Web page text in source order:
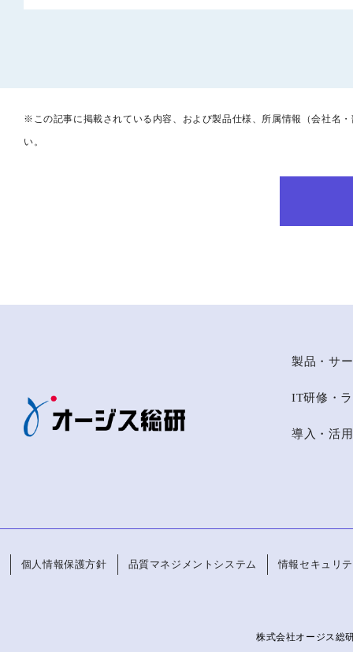
※この記事に掲載されている内容、および製品仕様、所属情報（会社名
い。
製品・サ
IT研修・
導入・活
個人情報保護方針 品質マネジメントシステム 情報セキュリ
株式会社オージス総